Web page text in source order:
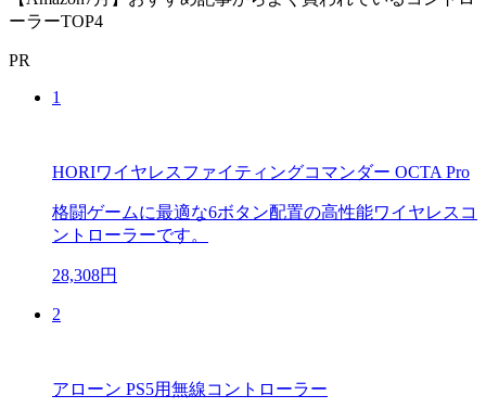
ーラーTOP4
PR
1
HORIワイヤレスファイティングコマンダー OCTA Pro
格闘ゲームに最適な6ボタン配置の高性能ワイヤレスコ
ントローラーです。
28,308円
2
アローン PS5用無線コントローラー